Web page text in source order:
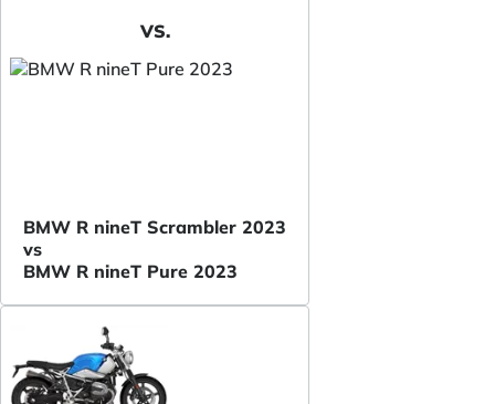
VS.
BMW R nineT Scrambler 2023
vs
BMW R nineT Pure 2023